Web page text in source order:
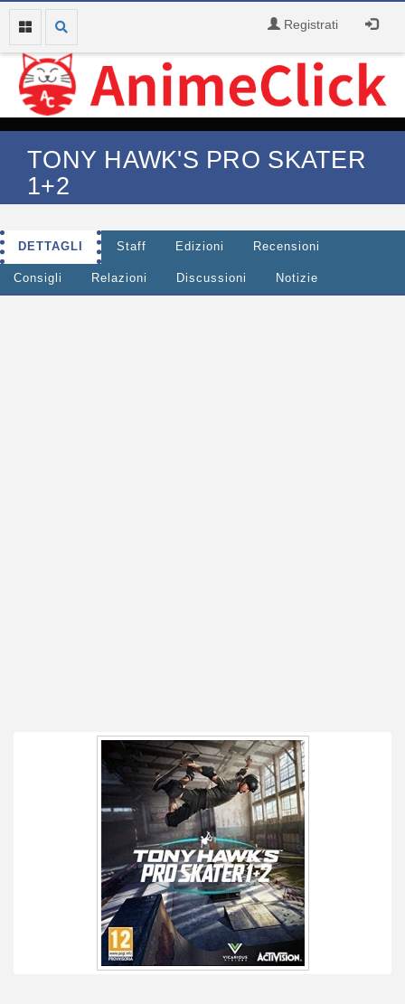
Registrati
TONY HAWK'S PRO SKATER
1+2
DETTAGLI Staff Edizioni Recensioni
Consigli Relazioni Discussioni Notizie